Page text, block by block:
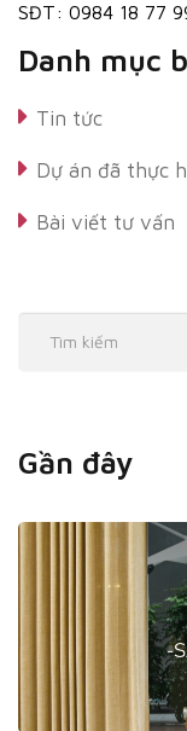
SĐT: 0984 18 77
Danh mục
Tin tức
Dự án đã thực
Bài viết tư vấn
Gần đây